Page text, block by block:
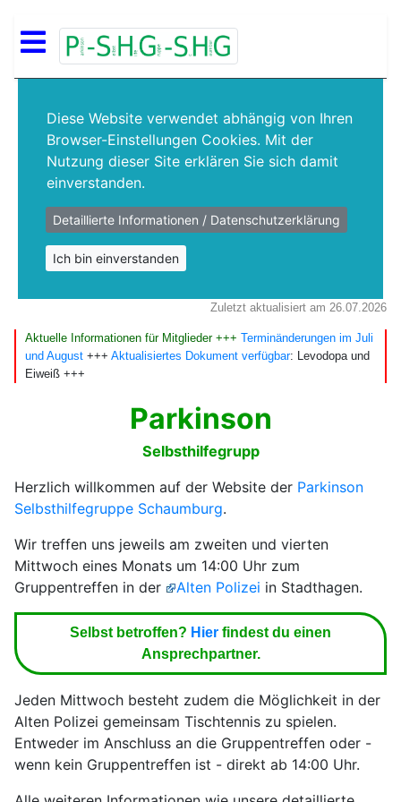
Diese Website verwendet abhängig von Ihren
Browser-Einstellungen Cookies. Mit der
Nutzung dieser Site erklären Sie sich damit
einverstanden.
Detaillierte Informationen / Datenschutzerklärung
Ich bin einverstanden
Zuletzt aktualisiert am 26.07.2026
Aktuelle Informationen für Mitglieder +++ Terminänderungen im Juli
und August +++ Aktualisiertes Dokument verfügbar: Levodopa und
Eiweiß +++
Parkinson
Selbsthilfegrupp
Herzlich willkommen auf der Website der Parkinson
Selbsthilfegruppe Schaumburg.
Wir treffen uns jeweils am zweiten und vierten
Mittwoch eines Monats um 14:00 Uhr zum
Gruppentreffen in der
Alten Polizei in Stadthagen.
Selbst betroffen? Hier findest du einen
Ansprechpartner.
Jeden Mittwoch besteht zudem die Möglichkeit in der
Alten Polizei gemeinsam Tischtennis zu spielen.
Entweder im Anschluss an die Gruppentreffen oder -
wenn kein Gruppentreffen ist - direkt ab 14:00 Uhr.